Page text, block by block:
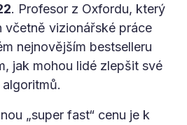
. Profesor z Oxfordu, který
včetně vizionářské práce
nejnovějším bestselleru
jak mohou lidé zlepšit své
„super fast“ cenu je k